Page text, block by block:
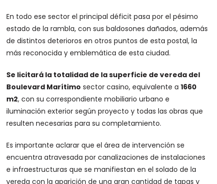
En todo ese sector el principal déficit pasa por el pésimo
estado de la rambla, con sus baldosones dañados, además
de distintos deterioros en otros puntos de esta postal, la
más reconocida y emblemática de esta ciudad.
Se licitará la totalidad de la superficie de vereda del
Boulevard Marítimo sector casino, equivalente a1660
m2, con su correspondiente mobiliario urbano e
iluminación exterior según proyecto y todas las obras que
resulten necesarias para su completamiento.
Es importante aclarar que el área de intervención se
encuentra atravesada por canalizaciones de instalaciones
e infraestructuras que se manifiestan en el solado de la
vereda con la aparición de una gran cantidad de tapas y